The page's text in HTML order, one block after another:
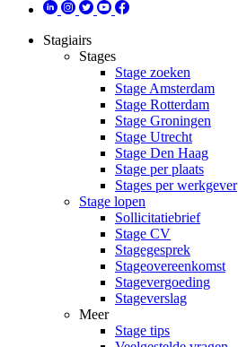
Stagiairs
Stages
Stage zoeken
Stage Amsterdam
Stage Rotterdam
Stage Groningen
Stage Utrecht
Stage Den Haag
Stage per plaats
Stages per werkgever
Stage lopen
Sollicitatiebrief
Stage CV
Stagegesprek
Stageovereenkomst
Stagevergoeding
Stageverslag
Meer
Stage tips